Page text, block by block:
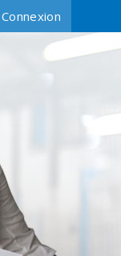
Connexion